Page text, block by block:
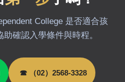
College 是否適合孩
確認入學條件與時程。
☎ （02）2568-3328